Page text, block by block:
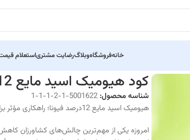
خانهفروشگاهوبلاگرضایت مشتریاستعلام
کود هیومیک اسید مایع 12درصد فیونا
شناسه محصول: 5001622-1-2-1-1-1
هیومیک اسید مایع 12درصد فیونا؛ راهکاری مؤثر برای افزایش حاصلخیزی خاک
امروزه یکی از مهم‌ترین چالش‌های کشاورزان